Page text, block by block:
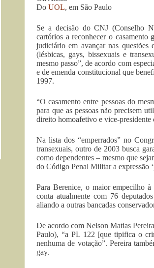
Do UOL, em São Paulo
Se a decisão do CNJ (Conselho
cartórios a reconhecer o
judiciário em avançar nas
(lésbicas, gays, bissexuais e
mesmo passo”, de acordo com
e de emenda constitucional que
1997.
“O casamento entre pessoas do
para que as pessoas não precisem
direito homoafetivo e vice-
Na lista dos “emperrados” no
transexuais, outro de 2003 busca
como dependentes – mesmo que
do Código Penal Militar a expressão
Para Berenice, o maior empecilho
conta atualmente com 76
aliando a outras bancadas
De acordo com Nelson Matias
Paulo), “a PL 122 [que tipifica o
nenhuma de votação”. Pereira
gay.